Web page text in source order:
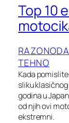
Top 10
RAZONODA
TEHNO
Kada
sliku
godina u
od njih ovi
ekstremni.